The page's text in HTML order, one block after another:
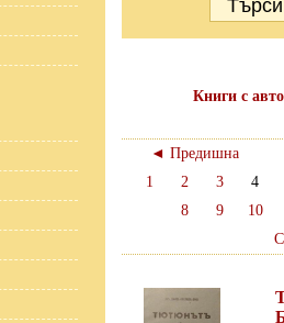
Книги с
◄ Предишна
1
2 3
4
8
9 10